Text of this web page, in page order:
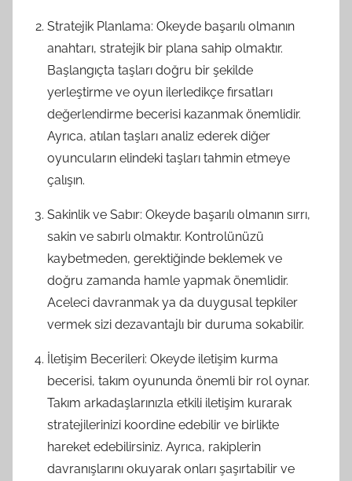
Stratejik Planlama: Okeyde başarılı olmanın
anahtarı, stratejik bir plana sahip olmaktır.
Başlangıçta taşları doğru bir şekilde
yerleştirme ve oyun ilerledikçe fırsatları
değerlendirme becerisi kazanmak önemlidir.
Ayrıca, atılan taşları analiz ederek diğer
oyuncuların elindeki taşları tahmin etmeye
çalışın.
Sakinlik ve Sabır: Okeyde başarılı olmanın sırrı,
sakin ve sabırlı olmaktır. Kontrolünüzü
kaybetmeden, gerektiğinde beklemek ve
doğru zamanda hamle yapmak önemlidir.
Aceleci davranmak ya da duygusal tepkiler
vermek sizi dezavantajlı bir duruma sokabilir.
İletişim Becerileri: Okeyde iletişim kurma
becerisi, takım oyununda önemli bir rol oynar.
Takım arkadaşlarınızla etkili iletişim kurarak
stratejilerinizi koordine edebilir ve birlikte
hareket edebilirsiniz. Ayrıca, rakiplerin
davranışlarını okuyarak onları şaşırtabilir ve